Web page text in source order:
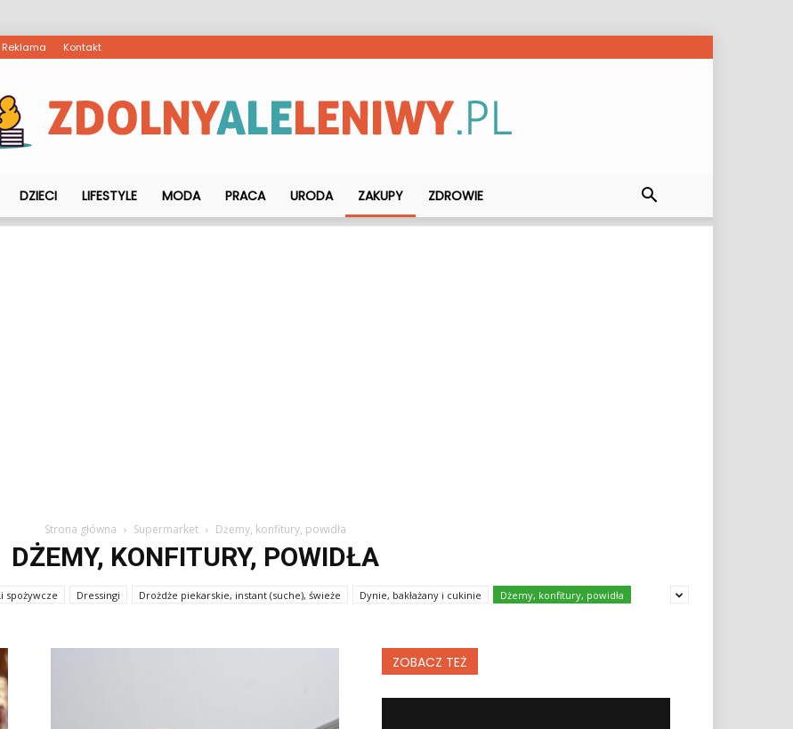
Reklama Kontakt
ZdolnyAleLeniwy.pl
DZIECI LIFESTYLE MODA PRACA URODA ZAKUPY ZDROWIE
Strona główna Supermarket Dżemy, konfitury, powidła
DŻEMY, KONFITURY, POWIDŁA
spożywcze Dressingi Drożdże piekarskie, instant (suche), świeże Dynie, bakłażany i cukinie
Dżemy, konfitury, powidła
ZOBACZ TEŻ